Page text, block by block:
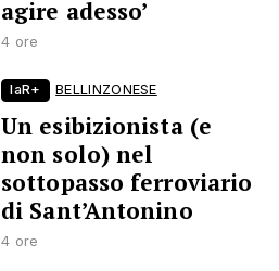
agire adesso’
4 ore
laR+ BELLINZONESE
Un esibizionista (e
non solo) nel
sottopasso ferroviario
di Sant’Antonino
4 ore